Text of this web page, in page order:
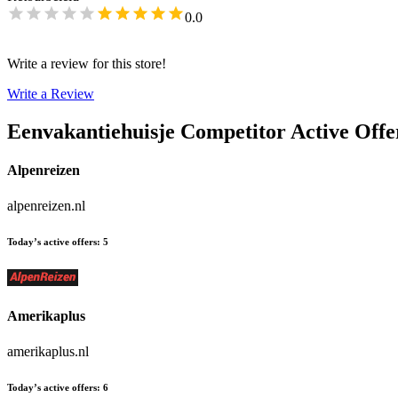
0.0
Write a review for this store!
Write a Review
Eenvakantiehuisje Competitor Active
Alpenreizen
alpenreizen.nl
Today’s active offers: 5
Amerikaplus
amerikaplus.nl
Today’s active offers: 6